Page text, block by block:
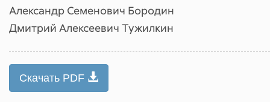
Александр Семенович Бородин
Дмитрий Алексеевич Тужилкин
Скачать PDF